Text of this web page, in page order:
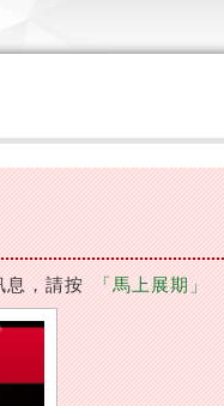
息，請按 「馬上展期」